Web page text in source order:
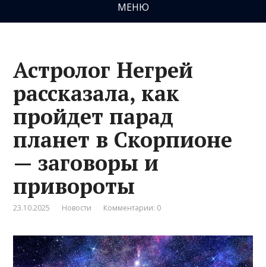
МЕНЮ
Астролог Негрей
рассказала, как
пройдет парад
планет в Скорпионе
— заговоры и
привороты
23.10.2025 Новости Комментарии: 0